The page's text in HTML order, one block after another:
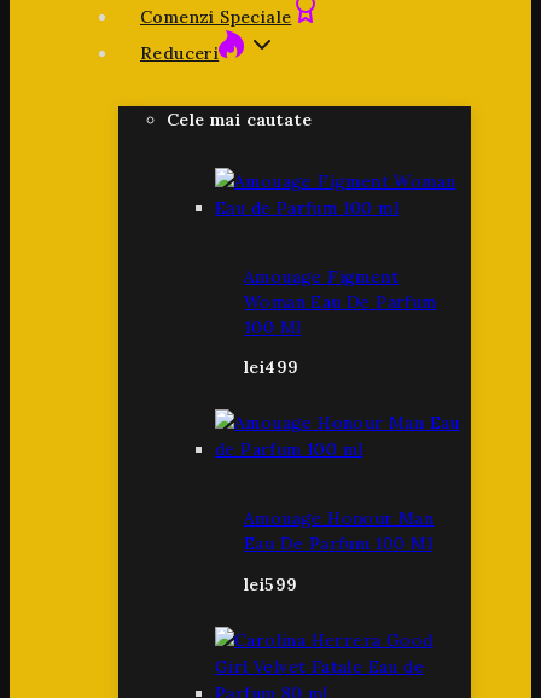
Comenzi Speciale
Reduceri
Cele mai cautate
Amouage Figment
Woman Eau De Parfum
100 Ml
lei499
Amouage Honour Man
Eau De Parfum 100 Ml
lei599